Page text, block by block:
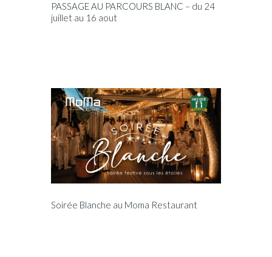
PASSAGE AU PARCOURS BLANC – du 24
juillet au 16 aout
Soirée Blanche au Moma Restaurant